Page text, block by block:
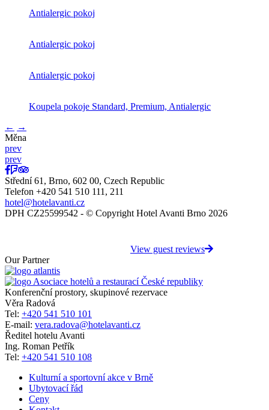
Antialergic pokoj
Antialergic pokoj
Antialergic pokoj
Koupela pokoje Standard, Premium, Antialergic
← →
Měna
prev
prev
Střední 61, Brno, 602 00, Czech Republic
Telefon +420 541 510 111, 211
hotel@hotelavanti.cz
DPH CZ25599542 - © Copyright Hotel Avanti Brno 2026
View guest reviews
Our Partner
Konferenční prostory, skupinové rezervace
Věra Radová
Tel: +420 541 510 101
E-mail: vera.radova@hotelavanti.cz
Ředitel hotelu Avanti
Ing. Roman Petřík
Tel: +420 541 510 108
Kulturní a sportovní akce v Brně
Ubytovací řád
Ceny